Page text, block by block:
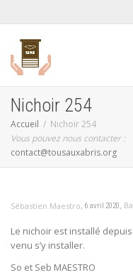
Nichoir 254
Accueil
Nichoir 254
Vous pouvez nous contacter :
contact@tousauxabris.org
Sébastien Maestro, 6 avril 2020,
Le nichoir est installé
venu s’y installer.
So et Seb MAESTRO